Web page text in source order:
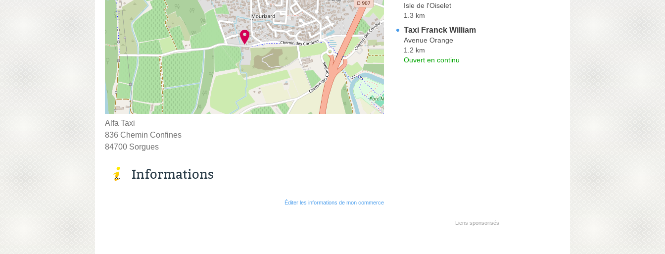
Alfa Taxi
836 Chemin Confines
84700 Sorgues
Informations
Éditer les informations de mon commerce
Isle de l'Oiselet
1.3 km
Taxi Franck William
Avenue Orange
1.2 km
Ouvert en continu